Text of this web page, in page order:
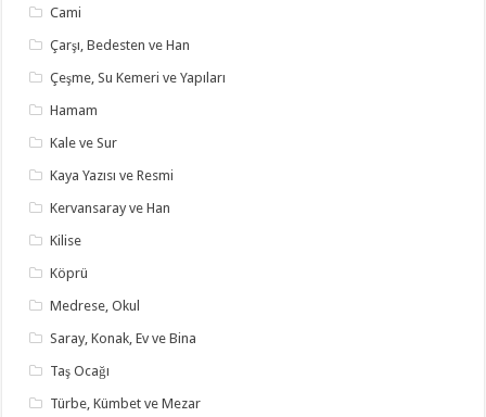
Cami
Çarşı, Bedesten ve Han
Çeşme, Su Kemeri ve Yapıları
Hamam
Kale ve Sur
Kaya Yazısı ve Resmi
Kervansaray ve Han
Kilise
Köprü
Medrese, Okul
Saray, Konak, Ev ve Bina
Taş Ocağı
Türbe, Kümbet ve Mezar